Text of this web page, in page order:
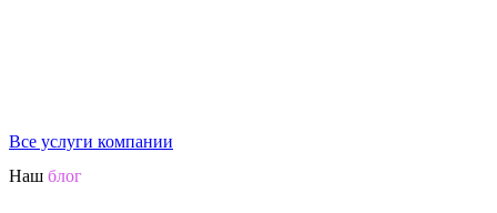
Все услуги компании
Наш блог